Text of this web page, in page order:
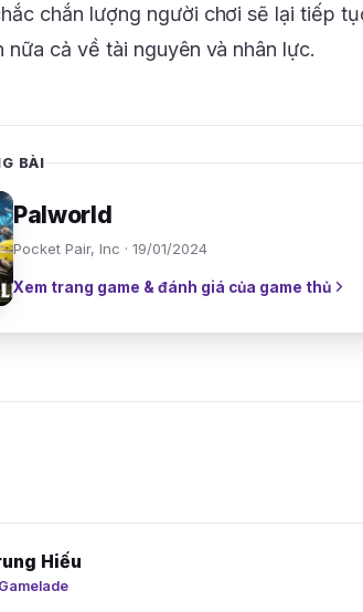
chắn lượng người chơi sẽ lại tiếp
cả về tài nguyên và nhân lực.
BÀI
Palworld
Pocket Pair, Inc · 19/01/2024
Xem trang game & đánh giá của game thủ
Hiếu
Gamelade